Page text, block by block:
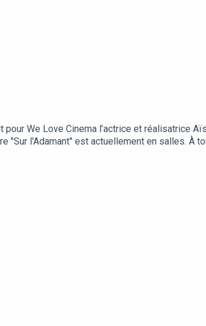
We Love Cinema l’actrice et réalisatrice
"Sur l'Adamant" est actuellement en salles. À
PodcastSpotifyDeezerGoogle
est un podcast de We Love Cinema by BNP